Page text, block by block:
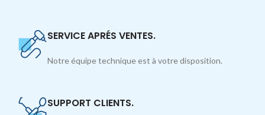
SERVICE APRÉS VENTES.
Notre équipe technique est à votre disposition.
SUPPORT CLIENTS.